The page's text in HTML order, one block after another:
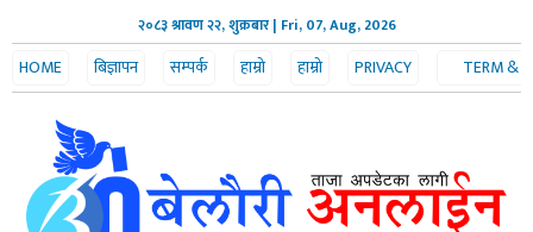
२०८३ श्रावण २२, शुक्रबार| Fri, 07, Aug, 2026
HOME बिज्ञापन सम्पर्क हाम्रो
टीम
हाम्रो
बारे
PRIVACY
POLICY
TERM &